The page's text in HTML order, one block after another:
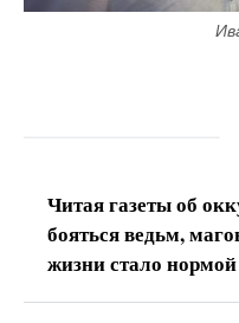
Читая газеты об
бояться ведьм,
жизни стало нормой